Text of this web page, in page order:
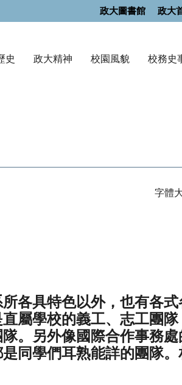
史 政大精神 校園風貌 校務史
政大圖書館 政大
字體
各具特色以外，也有各
屬學校的義工、志工團
。另外像國際合作事務
同學們耳熟能詳的團隊